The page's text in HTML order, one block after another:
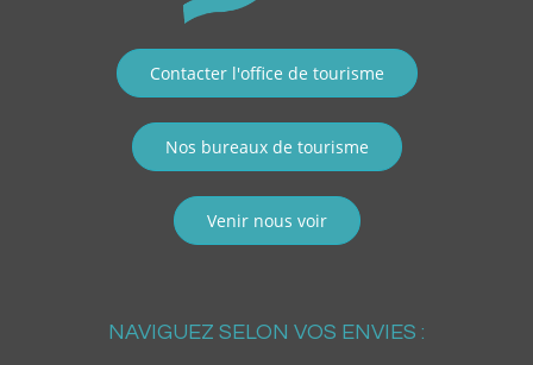
Contacter l'office de tourisme
Nos bureaux de tourisme
Venir nous voir
NAVIGUEZ SELON VOS ENVIES :